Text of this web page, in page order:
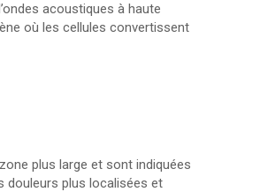
acoustiques à haute
où les cellules convertissent
plus large et sont indiquées
douleurs plus localisées et